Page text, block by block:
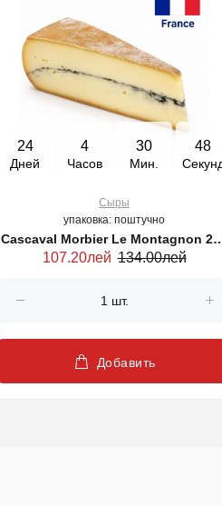
24
Дней
4
Часов
30
Мин.
47
Сыры
упаковка: поштучно
Cascaval Morbier Le Montagnon
g (28953)
107.20лей 134.00лей
Добавить